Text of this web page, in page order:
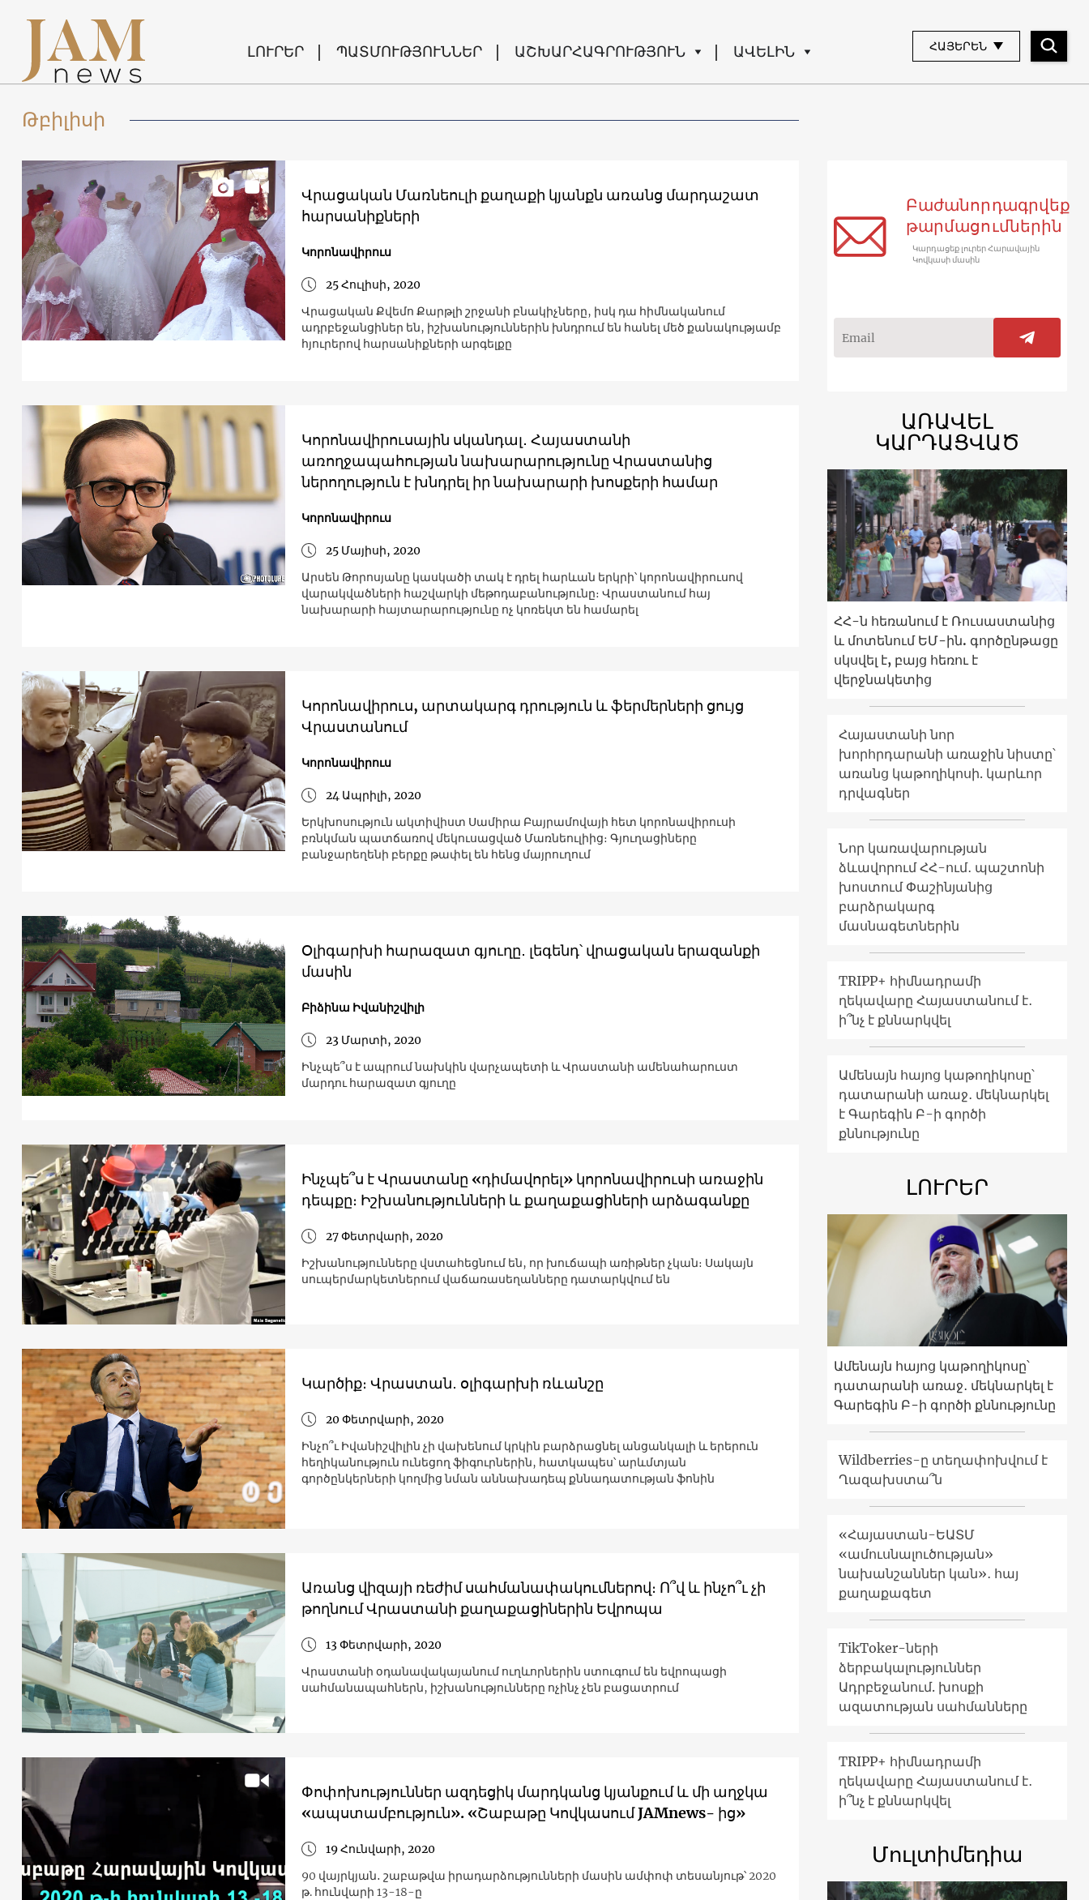
ԼՈՒՐԵՐ ՊԱՏՄՈՒԹՅՈՒՆՆԵՐ ԱՇԽԱՐՀԱԳՐՈՒԹՅՈՒՆ ԱՎԵԼԻՆ ՀԱՅԵՐԵՆ
Թբիլիսի
Վրացական Մառնեուլի քաղաքի կյանքն առանց մարդաշատ
հարսանիքների
Կորոնավիրուս
25 Հուլիսի, 2020
Վրացական Քվեմո Քարթլի շրջանի բնակիչները, իսկ դա հիմնականում
ադրբեջանցիներ են, իշխանություններին խնդրում են հանել մեծ քանակությամբ
հյուրերով հարսանիքների արգելքը
Կորոնավիրուսային սկանդալ․ Հայաստանի
առողջապահության նախարարությունը Վրաստանից
ներողություն է խնդրել իր նախարարի խոսքերի համար
Կորոնավիրուս
25 Մայիսի, 2020
Արսեն Թորոսյանը կասկածի տակ է դրել հարևան երկրի՝ կորոնավիրուսով
վարակվածների հաշվարկի մեթոդաբանությունը։ Վրաստանում հայ
նախարարի հայտարարությունը ոչ կոռեկտ են համարել
Կորոնավիրուս, արտակարգ դրություն և ֆերմերների ցույց
Վրաստանում
Կորոնավիրուս
24 Ապրիլի, 2020
Երկխոսություն ակտիվիստ Սամիրա Բայրամովայի հետ կորոնավիրուսի
բռնկման պատճառով մեկուսացված Մառնեուլիից։ Գյուղացիները
բանջարեղենի բերքը թափել են հենց մայրուղում
Օլիգարխի հարազատ գյուղը․ լեգենդ՝ վրացական երազանքի
մասին
Բիձինա Իվանիշվիլի
23 Մարտի, 2020
Ինչպե՞ս է ապրում նախկին վարչապետի և Վրաստանի ամենահարուստ
մարդու հարազատ գյուղը
Ինչպե՞ս է Վրաստանը «դիմավորել» կորոնավիրուսի առաջին
դեպքը։ Իշխանությունների և քաղաքացիների արձագանքը
27 Փետրվարի, 2020
Իշխանությունները վստահեցնում են, որ խուճապի առիթներ չկան։ Սակայն
սուպերմարկետներում վաճառասեղանները դատարկվում են
Կարծիք։ Վրաստան․ օլիգարխի ռևանշը
20 Փետրվարի, 2020
Ինչո՞ւ Իվանիշվիլին չի վախենում կրկին բարձրացնել անցանկալի և երերուն
հեղիկանություն ունեցող ֆիգուրներին, հատկապես՝ արևմտյան
գործընկերների կողմից նման աննախադեպ քննադատության ֆոնին
Առանց վիզայի ռեժիմ սահմանափակումներով։ Ո՞վ և ինչո՞ւ չի
թողնում Վրաստանի քաղաքացիներին Եվրոպա
13 Փետրվարի, 2020
Վրաստանի օդանավակայանում ուղևորներին ստուգում են եվրոպացի
սահմանապահներն, իշխանությունները ոչինչ չեն բացատրում
Փոփոխություններ ազդեցիկ մարդկանց կյանքում և մի աղջկա
«ապստամբություն». «Շաբաթը Կովկասում JAMnews- ից»
19 Հունվարի, 2020
90 վայրկյան․ շաբաթվա իրադարձությունների մասին ամփոփ տեսանյութ՝ 2020
թ. հունվարի 13-18-ը
Բաժանորդագրվեք
թարմացումներին
Կարդացեք լուրեր Հարավային
Կովկասի մասին
ԱՌԱՎԵԼ
ԿԱՐԴԱՑՎԱԾ
ՀՀ-ն հեռանում է Ռուսաստանից
և մոտենում ԵՄ-ին. գործընթացը
սկսվել է, բայց հեռու է
վերջնակետից
Հայաստանի նոր
խորհրդարանի առաջին նիստը՝
առանց կաթողիկոսի. կարևոր
դրվագներ
Նոր կառավարության
ձևավորում ՀՀ-ում․ պաշտոնի
խոստում Փաշինյանից
բարձրակարգ
մասնագետներին
TRIPP+ հիմնադրամի
ղեկավարը Հայաստանում է․
ի՞նչ է քննարկվել
Ամենայն հայոց կաթողիկոսը՝
դատարանի առաջ․ մեկնարկել
է Գարեգին Բ-ի գործի
քննությունը
ԼՈՒՐԵՐ
Ամենայն հայոց կաթողիկոսը՝
դատարանի առաջ․ մեկնարկել է
Գարեգին Բ-ի գործի քննությունը
Wildberries-ը տեղափոխվում է
Ղազախստա՞ն
«Հայաստան-ԵԱՏՄ
«ամուսնալուծության»
նախանշաններ կան»․ հայ
քաղաքագետ
TikToker-ների
ձերբակալություններ
Ադրբեջանում. խոսքի
ազատության սահմանները
TRIPP+ հիմնադրամի
ղեկավարը Հայաստանում է․
ի՞նչ է քննարկվել
Մուլտիմեդիա